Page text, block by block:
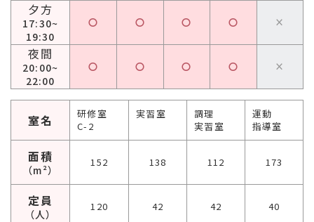
夕方
17:30~
19:30
〇 〇 〇 〇 ×
夜間
20:00~
22:00
〇 〇 〇 〇 ×
室名
研修室
C-2
実習室
調理
実習室
運動
指導室
面積
（m²）
152 138 112 173
定員
（人）
120 42 42 40